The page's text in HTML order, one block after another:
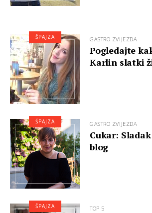
GASTRO ZVIJEZDA
Pogledajte
Karlin slatki
ŠPAJZA
GASTRO ZVIJEZDA
Cukar:
blog
ŠPAJZA
TOP 5
ŠPAJZA